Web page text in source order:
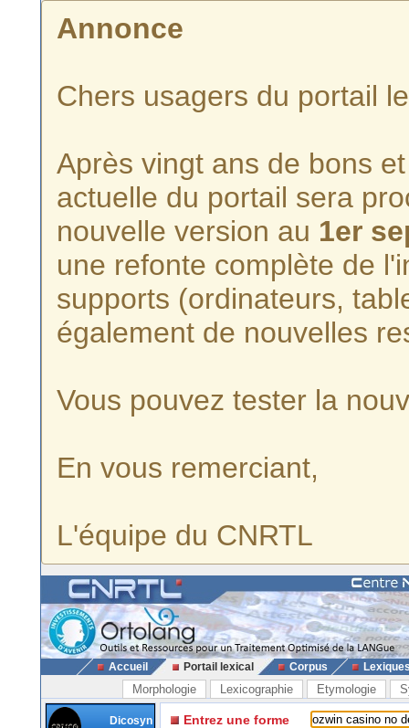
Annonce
Chers usagers du portail
Après vingt ans de bons
actuelle du portail sera
nouvelle version au 1er
une refonte complète de
supports (ordinateurs,
également de nouvelles
Vous pouvez tester la
En vous remerciant,
L'équipe du CNRTL
Accueil Portail lexical Corpus
Morphologie Lexicographie Etymologie
Dicosyn
Entrez une forme